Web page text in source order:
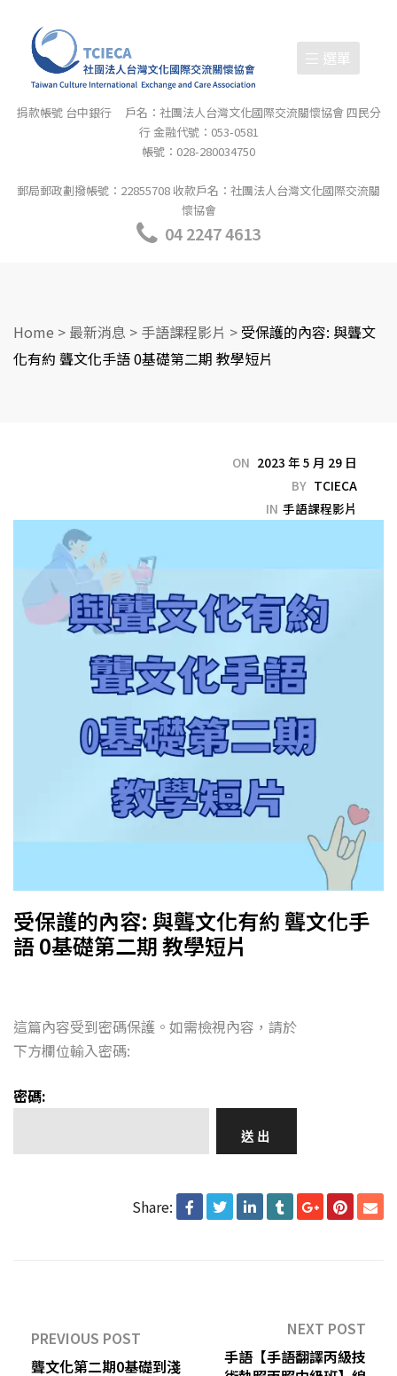
選單
捐款帳號 台中銀行 戶名：社團法人台灣文化國際交流關懷協會 四民分
行 金融代號：053-0581
帳號：028-280034750
郵局郵政劃撥帳號：22855708 收款戶名：社團法人台灣文化國際交流關
懷協會
04 2247 4613
Home > 最新消息 > 手語課程影片 > 受保護的內容: 與聾文
化有約 聾文化手語 0基礎第二期 教學短片
ON 2023 年 5 月 29 日
BY TCIECA
IN 手語課程影片
受保護的內容: 與聾文化有約 聾文化手
語 0基礎第二期 教學短片
這篇內容受到密碼保護。如需檢視內容，請於
下方欄位輸入密碼:
密碼:
Share:
PREVIOUS POST
聾文化第二期0基礎到淺
NEXT POST
手語【手語翻譯丙級技